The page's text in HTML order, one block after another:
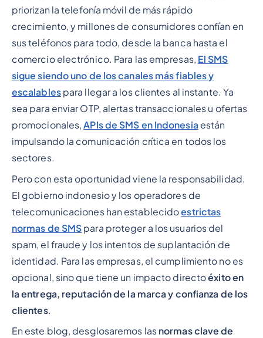
priorizan la telefonía móvil de más rápido
crecimiento, y millones de consumidores confían en
sus teléfonos para todo, desde la banca hasta el
comercio electrónico. Para las empresas, El SMS
sigue siendo uno de los canales más fiables y
escalablespara llegar a los clientes al instante. Ya
sea para enviar OTP, alertas transaccionales u ofertas
promocionales,APIs de SMS en Indonesiaestán
impulsando la comunicación crítica en todos los
sectores.
Pero con esta oportunidad viene la responsabilidad.
El gobierno indonesio y los operadores de
telecomunicaciones han establecidoestrictas
normas de SMS para proteger a los usuarios del
spam, el fraude y los intentos de suplantación de
identidad. Para las empresas, el cumplimiento no es
opcional, sino que tiene un impacto directoéxito en
la entrega, reputación de la marca y confianza de los
clientes.
En este blog, desglosaremos las normas clave de